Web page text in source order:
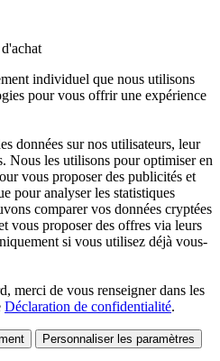
individuel que nous utilisons
pour vous offrir une expérience
données sur nos utilisateurs, leur
Nous les utilisons pour optimiser en
vous proposer des publicités et
pour analyser les statistiques
comparer vos données cryptées
vous proposer des offres via leurs
si vous utilisez déjà vous-
merci de vous renseigner dans les
Déclaration de confidentialité.
Personnaliser les paramètres